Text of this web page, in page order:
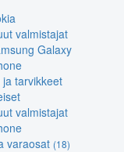
valmistajat
Galaxy
ja tarvikkeet
valmistajat
varaosat (18)